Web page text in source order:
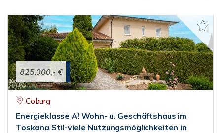
825.000,- €
Coburg
Energieklasse A! Wohn- u. Geschäftshaus im
Toskana Stil-viele Nutzungsmöglichkeiten in